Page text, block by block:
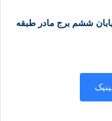
ششم برج مادر طبقه